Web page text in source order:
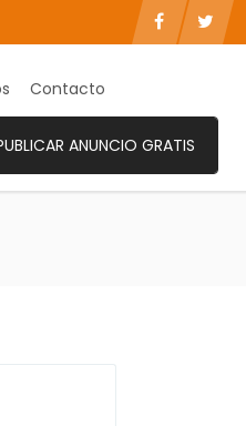
Contacto
ANUNCIO GRATIS